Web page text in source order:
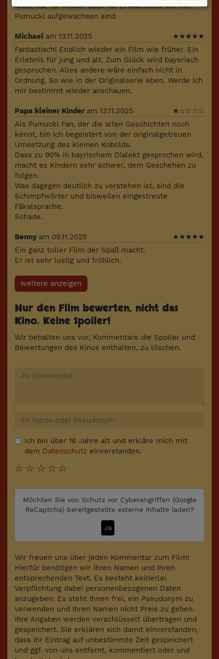
Nicht nur für Kinder auch für Erwachsene die mit
Pumuckl aufgewachsen sind.
Michael am 13.11.2025 ★★★★★
Fantastisch! Endlich wieder ein Film wie früher. Ein
Erlebnis für jung und alt. Zum Glück wird bayerisch
gesprochen. Alles andere wäre einfach nicht in
Ordnung. So wie in der Originalserie eben. Werde ich
mir bestimmt wieder anschauen.
Papa kleiner Kinder am 13.11.2025 ★☆☆☆☆
Als Pumuckl Fan, der die alten Geschichten noch
kennt, bin ich begeistert von der originalgetreuen
Umsetzung des kleinen Kobolds.
Dass zu 90% in bayrischem Dialekt gesprochen wird,
macht es Kindern sehr schwer, dem Geschehen zu
folgen.
Was dagegen deutlich zu verstehen ist, sind die
Schimpfwörter und bisweilen eingestreute
Fäkalsprache.
Schade.
Benny am 09.11.2025 ★★★★★
Ein ganz toller Film der Spaß macht.
Er ist sehr lustig und fröhlich.
weitere anzeigen
Nur den Film bewerten, nicht das
Kino. Keine Spoiler!
Wir behalten uns vor, Kommentare die Spoiler und
Bewertungen des Kinos enthalten, zu löschen.
Ich bin über 16 Jahre alt und erkläre mich mit
dem Datenschutz einverstanden.
☆
☆
☆
☆
☆
Möchten Sie von Schutz vor Cyberangriffen (Google
ReCaptcha) bereitgestellte externe Inhalte laden?
Ja
Wir freuen uns über jeden Kommentar zum Film!
Hierfür benötigen wir Ihren Namen und Ihren
entsprechenden Text. Es besteht keinerlei
Verpflichtung dabei personenbezogenen Daten
anzugeben: Es steht Ihnen frei, ein Pseudonym zu
verwenden und Ihren Namen nicht Preis zu geben.
Ihre Angaben werden verschlüsselt übertragen und
gespeichert. Sie erklären sich damit einverstanden,
dass Ihr Eintrag auf unbestimmte Zeit gespeichert
und ggf. von uns entfernt, kommentiert oder und